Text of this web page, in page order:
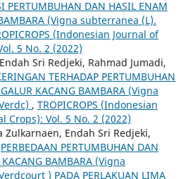
PERTUMBUHAN DAN HASIL ENAM
(Vigna subterranea (L).
(Indonesian Journal of
5 No. 2 (2022)
Sri Redjeki, Rahmad Jumadi,
TERHADAP PERTUMBUHAN
KACANG BAMBARA (Vigna
, TROPICROPS (Indonesian
Crops): Vol. 5 No. 2 (2022)
Zulkarnaen, Endah Sri Redjeki,
PERBEDAAN PERTUMBUHAN DAN
BAMBARA (Vigna
) PADA PERLAKUAN LIMA